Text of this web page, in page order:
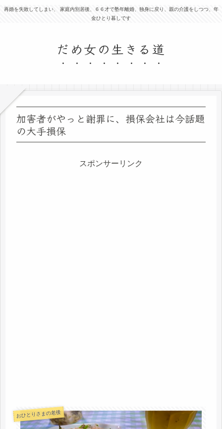
再婚を失敗してしまい、 家庭内別居後、６６才で塾年離婚、独身に戻り、親の介護をしつつ、年
金ひとり暮しです
だめ女の生きる道
加害者がやっと謝罪に、損保会社は今話題
の大手損保
スポンサーリンク
おひとりさまの老後